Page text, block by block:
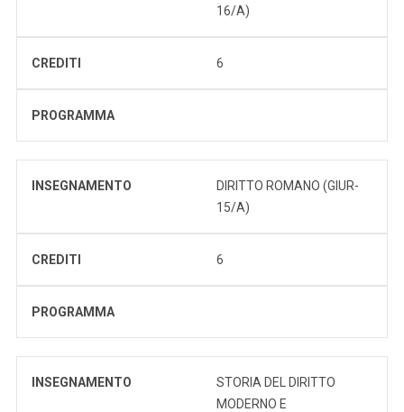
16/A)
CREDITI 6
PROGRAMMA
INSEGNAMENTO
DIRITTO ROMANO (GIUR-
15/A)
CREDITI 6
PROGRAMMA
INSEGNAMENTO
STORIA DEL DIRITTO
MODERNO E